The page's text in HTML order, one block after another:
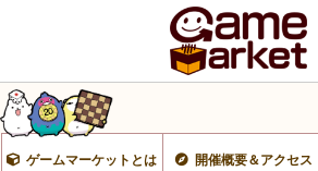
ゲームマーケットとは 開催概要＆アクセス